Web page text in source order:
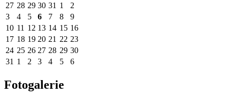
27 28 29 30 31 1
2
3
4 5 6 7 8
9
10 11 12 13 14 15 16
17 18 19 20 21 22 23
24 25 26 27 28 29 30
31 1 2 3 4 5 6
Fotogalerie